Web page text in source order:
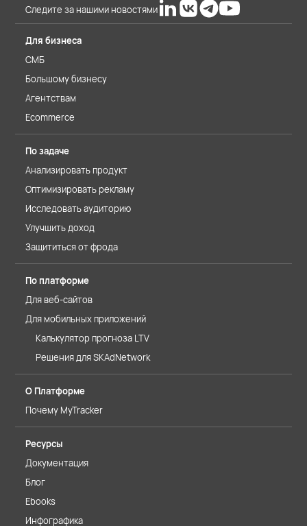
Следите за нашими новостями
Для бизнеса
СМБ
Большому бизнесу
Агентствам
Ecommerce
По задаче
Анализировать продукт
Оптимизировать рекламу
Исследовать аудиторию
Улучшить доход
Защититься от фрода
По платформе
Для веб-сайтов
Для мобильных приложений
Калькулятор прогноза LTV
Решения для SKAdNetwork
О Платформе
Почему MyTracker
Ресурсы
Документация
Блог
Ebooks
Инфографика